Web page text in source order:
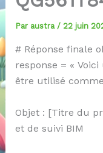
Par austra / 22 juin
# Réponse finale
response = «
être utilisé
Objet : [Titre du
et de suivi BIM